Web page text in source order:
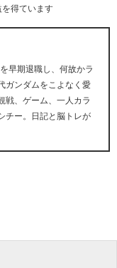
得ています
早期退職し、何故かラ
ガンダムをこよなく愛
戦、ゲーム、一人カラ
チー。日記と脳トレが